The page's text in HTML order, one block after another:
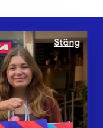
Stäng